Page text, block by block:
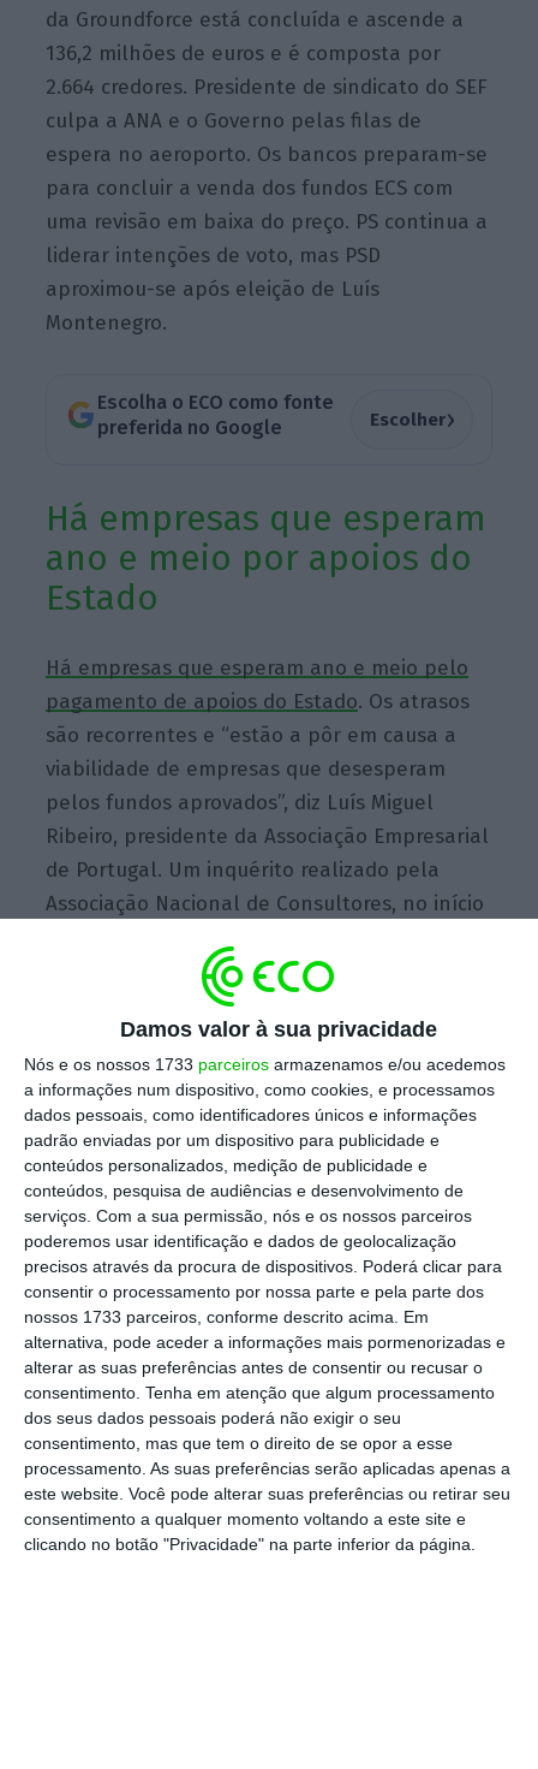
Damos valor à sua privacidade
Nós e os nossos 1733 parceiros armazenamos e/ou acedemos
a informações num dispositivo, como cookies, e processamos
dados pessoais, como identificadores únicos e informações
padrão enviadas por um dispositivo para publicidade e
conteúdos personalizados, medição de publicidade e
conteúdos, pesquisa de audiências e desenvolvimento de
serviços. Com a sua permissão, nós e os nossos parceiros
poderemos usar identificação e dados de geolocalização
precisos através da procura de dispositivos. Poderá clicar para
consentir o processamento por nossa parte e pela parte dos
nossos 1733 parceiros, conforme descrito acima. Em
alternativa, pode aceder a informações mais pormenorizadas e
alterar as suas preferências antes de consentir ou recusar o
consentimento. Tenha em atenção que algum processamento
dos seus dados pessoais poderá não exigir o seu
consentimento, mas que tem o direito de se opor a esse
processamento. As suas preferências serão aplicadas apenas a
este website. Você pode alterar suas preferências ou retirar seu
consentimento a qualquer momento voltando a este site e
clicando no botão "Privacidade" na parte inferior da página.
da Groundforce está concluída e ascende a
136,2 milhões de euros e é composta por
2.664 credores. Presidente de sindicato do SEF
culpa a ANA e o Governo pelas filas de
espera no aeroporto. Os bancos preparam-se
para concluir a venda dos fundos ECS com
uma revisão em baixa do preço. PS continua a
liderar intenções de voto, mas PSD
aproximou-se após eleição de Luís
Montenegro.
Escolha o ECO como fonte
preferida no Google
Escolher›
Há empresas que esperam
ano e meio por apoios do
Estado
Há empresas que esperam ano e meio pelo
pagamento de apoios do Estado. Os atrasos
são recorrentes e “estão a pôr em causa a
viabilidade de empresas que desesperam
pelos fundos aprovados”, diz Luís Miguel
Ribeiro, presidente da Associação Empresarial
de Portugal. Um inquérito realizado pela
Associação Nacional de Consultores, no início
concorrem a fundos europeus receberam os
reembolsos dentro dos prazos e 60%
disseram que os prazos não são cumpridos
frequentemente. Além disso, uma em cada
cinco teve experiências más ou muito más
com a submissão de candidaturas.
Leia a notícia completa noJornal de Notícias
(link indisponível)